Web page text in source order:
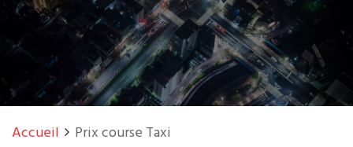
Accueil Prix course Taxi